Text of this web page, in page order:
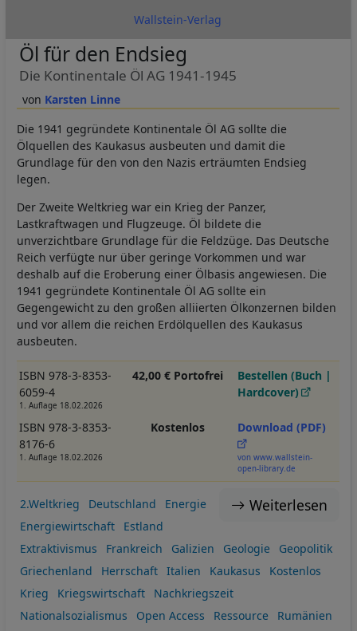
Wallstein-Verlag
Karsten Linne
Öl für den Endsieg
Die Kontinentale Öl AG 1941-1945
Die 1941 gegründete Kontinentale Öl AG sollte die
Ölquellen des Kaukasus ausbeuten und damit die
Grundlage für den von den Nazis erträumten Endsieg
legen.
Der Zweite Weltkrieg war ein Krieg der Panzer,
Lastkraftwagen und Flugzeuge. Öl bildete die
unverzichtbare Grundlage für die Feldzüge. Das Deutsche
Reich verfügte nur über geringe Vorkommen und war
deshalb auf die Eroberung einer Ölbasis angewiesen. Die
1941 gegründete Kontinentale Öl AG sollte ein
Gegengewicht zu den großen alliierten Ölkonzernen bilden
und vor allem die reichen Erdölquellen des Kaukasus
ausbeuten.
ISBN 978-3-8353-
6059-4
1. Auflage 18.02.2026
42,00 € Portofrei
Bestellen (Buch |
Hardcover)
ISBN 978-3-8353-
8176-6
1. Auflage 18.02.2026
Kostenlos Download (PDF)
von www.wallstein-
open-library.de
Weiterlesen
2.Weltkrieg Deutschland
Energie
Energiewirtschaft
Estland
Extraktivismus
Frankreich Galizien Geologie
Geopolitik
Griechenland
Herrschaft Italien Kaukasus
Kostenlos
Krieg
Kriegswirtschaft
Nachkriegszeit
Nationalsozialismus
Open Access Ressource
Rumänien